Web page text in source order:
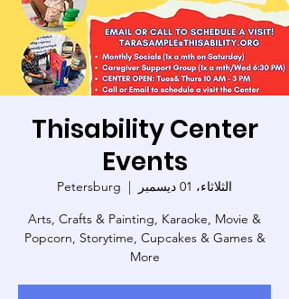
Thisability Center
Events
الثلاثاء، 01 ديسمبر
  |
Petersburg
Arts, Crafts & Painting, Karaoke, Movie &
Popcorn, Storytime, Cupcakes & Games &
More